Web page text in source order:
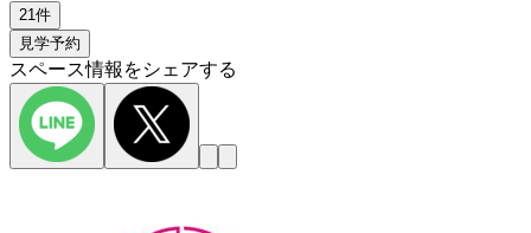
21件
見学予約
スペース情報をシェアする